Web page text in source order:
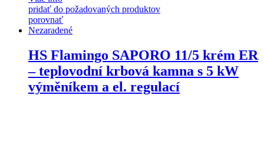
pridať do požadovaných produktov
porovnať
Nezaradené
HS Flamingo SAPORO 11/5 krém ER
– teplovodní krbová kamna s 5 kW
výměníkem a el. regulací